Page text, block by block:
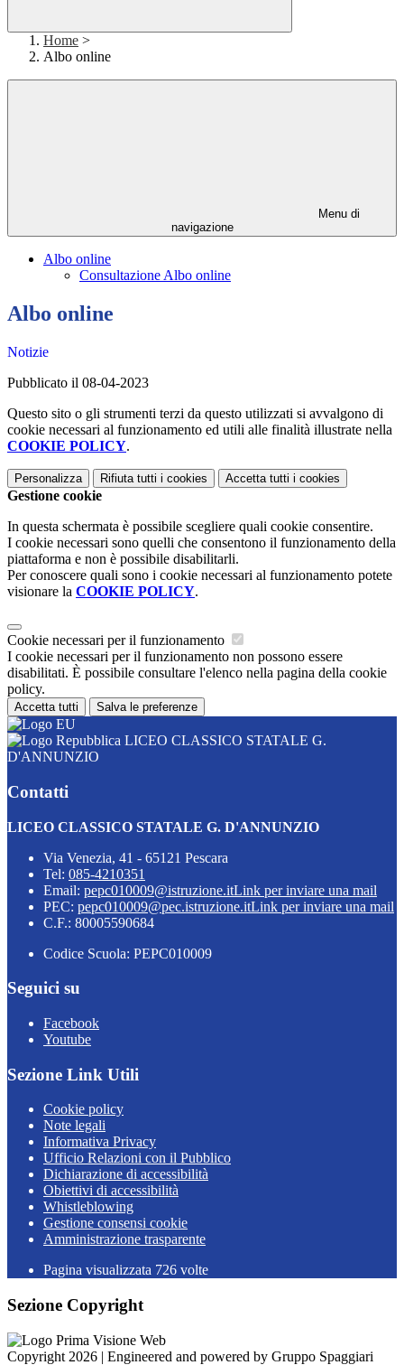
Home >
Albo online
Menu di
navigazione
Albo online
Consultazione Albo online
Albo online
Notizie
Pubblicato il 08-04-2023
Questo sito o gli strumenti terzi da questo utilizzati si avvalgono di
cookie necessari al funzionamento ed utili alle finalità illustrate nella
COOKIE POLICY.
Personalizza Rifiuta tutti i cookies Accetta tutti i cookies
Gestione cookie
In questa schermata è possibile scegliere quali cookie consentire.
I cookie necessari sono quelli che consentono il funzionamento della
piattaforma e non è possibile disabilitarli.
Per conoscere quali sono i cookie necessari al funzionamento potete
visionare la COOKIE POLICY.
Cookie necessari per il funzionamento
I cookie necessari per il funzionamento non possono essere
disabilitati. È possibile consultare l'elenco nella pagina della cookie
policy.
Accetta tutti Salva le preferenze
LICEO CLASSICO STATALE G.
D'ANNUNZIO
Contatti
LICEO CLASSICO STATALE G. D'ANNUNZIO
Via Venezia, 41 - 65121 Pescara
Tel: 085-4210351
Email: pepc010009@istruzione.itLink per inviare una mail
PEC: pepc010009@pec.istruzione.itLink per inviare una mail
C.F.: 80005590684
Codice Scuola: PEPC010009
Seguici su
Facebook
Youtube
Sezione Link Utili
Cookie policy
Note legali
Informativa Privacy
Ufficio Relazioni con il Pubblico
Dichiarazione di accessibilità
Obiettivi di accessibilità
Whistleblowing
Gestione consensi cookie
Amministrazione trasparente
Pagina visualizzata 726 volte
Sezione Copyright
Copyright 2026 | Engineered and powered by Gruppo Spaggiari